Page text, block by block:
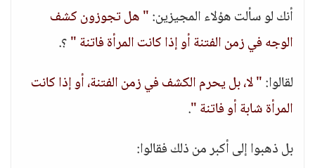
أنك لو سألت هؤلاء المجيزين:" هل تجوزون كشف
الوجه في زمن الفتنة أو إذا كانت المرأة فاتنة "؟.
لقالوا:" لا، بل يحرم الكشف في زمن الفتنة، أو إذا كانت
المرأة شابة أو فاتنة ".
بل ذهبوا إلى أكبر من ذلك فقالوا: